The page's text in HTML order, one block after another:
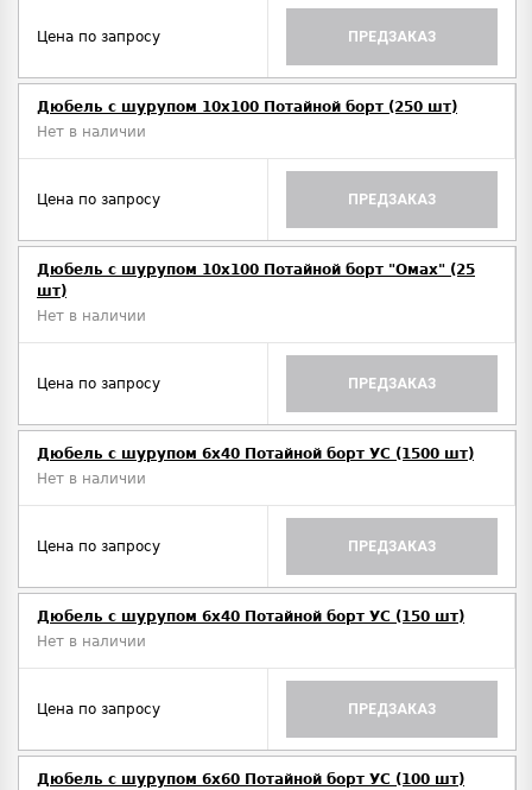
Цена по запросу ПРЕДЗАКАЗ
Дюбель с шурупом 10х100 Потайной борт (250 шт)
Нет в наличии
Цена по запросу ПРЕДЗАКАЗ
Дюбель с шурупом 10х100 Потайной борт "Омах" (25
шт)
Нет в наличии
Цена по запросу ПРЕДЗАКАЗ
Дюбель с шурупом 6х40 Потайной борт УС (1500 шт)
Нет в наличии
Цена по запросу ПРЕДЗАКАЗ
Дюбель с шурупом 6х40 Потайной борт УС (150 шт)
Нет в наличии
Цена по запросу ПРЕДЗАКАЗ
Дюбель с шурупом 6х60 Потайной борт УС (100 шт)